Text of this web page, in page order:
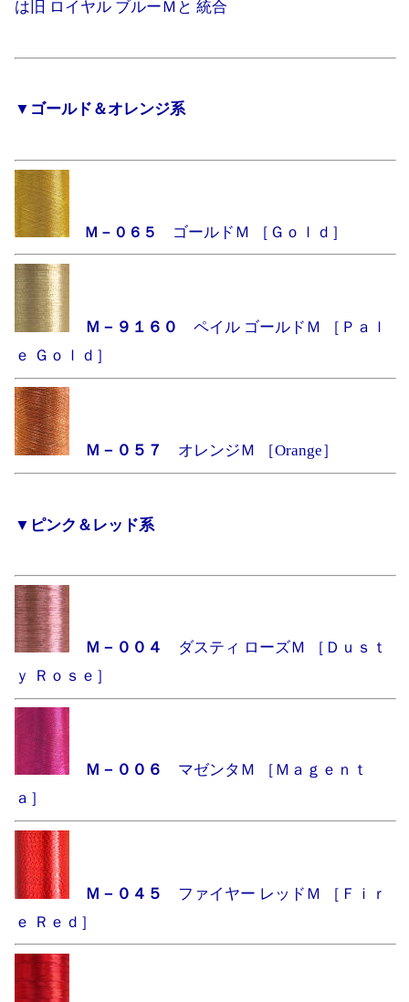
は旧 ロイヤル ブルーＭと 統合
▼ゴールド＆オレンジ系
Ｍ－０６５ ゴールドＭ ［Ｇｏｌｄ］
Ｍ－９１６０
ペイル ゴールドＭ ［Ｐａｌ
ｅ Ｇｏｌｄ］
Ｍ－０５７ オレンジＭ ［Orange］
▼ピンク＆レッド系
Ｍ－００４
ダスティ ローズＭ ［Ｄｕｓｔ
ｙ Ｒｏｓｅ］
Ｍ－００６
マゼンタＭ ［Ｍａｇｅｎｔ
ａ］
Ｍ－０４５
ファイヤー レッドＭ ［Ｆｉｒ
ｅ Ｒｅｄ］